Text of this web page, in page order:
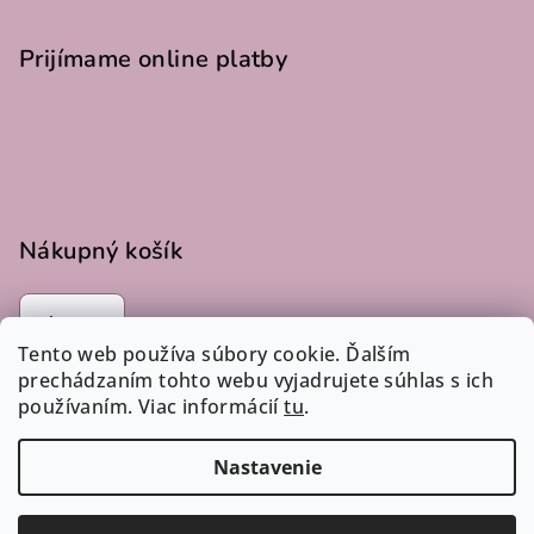
Tento web používa súbory cookie. Ďalším
prechádzaním tohto webu vyjadrujete súhlas s ich
používaním. Viac informáciítu.
Nastavenie
Prijímame online platby
Nákupný košík
0ks /€0
Instagram